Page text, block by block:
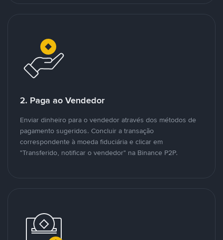
2. Paga ao Vendedor
Enviar dinheiro para o vendedor através dos métodos de
pagamento sugeridos. Concluir a transação
correspondente à moeda fiduciária e clicar em
"Transferido, notificar o vendedor" na Binance P2P.